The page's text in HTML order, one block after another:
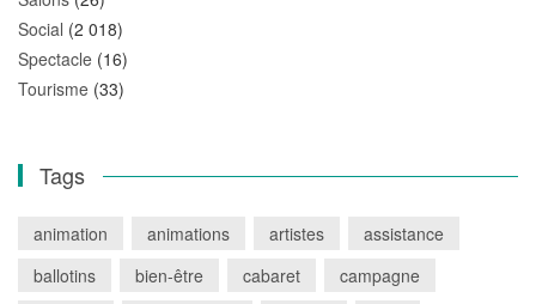
Social (2 018)
Spectacle (16)
Tourisme (33)
Tags
animation animations artistes
assistance
ballotins
bien-être cabaret
campagne